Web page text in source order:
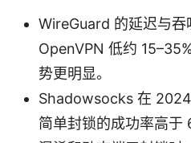
WireGuard 的延迟与
OpenVPN 低约
势更明显。
Shadowsocks 在
简单封锁的成功率高于